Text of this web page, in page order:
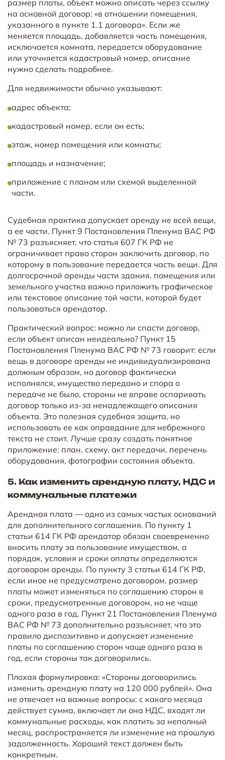
размер платы, объект можно описать через ссылку
на основной договор: «в отношении помещения,
указанного в пункте 1.1 договора». Если же
меняется площадь, добавляется часть помещения,
исключается комната, передается оборудование
или уточняется кадастровый номер, описание
нужно сделать подробнее.
Для недвижимости обычно указывают:
адрес объекта;
кадастровый номер, если он есть;
этаж, номер помещения или комнаты;
площадь и назначение;
приложение с планом или схемой выделенной
части.
Судебная практика допускает аренду не всей вещи,
а ее части. Пункт 9 Постановления Пленума ВАС РФ
№ 73 разъясняет, что статья 607 ГК РФ не
ограничивает право сторон заключить договор, по
которому в пользование передается часть вещи. Для
долгосрочной аренды части здания, помещения или
земельного участка важно приложить графическое
или текстовое описание той части, которой будет
пользоваться арендатор.
Практический вопрос: можно ли спасти договор,
если объект описан неидеально? Пункт 15
Постановления Пленума ВАС РФ № 73 говорит: если
вещь в договоре аренды не индивидуализирована
должным образом, но договор фактически
исполнялся, имущество передано и спора о
передаче не было, стороны не вправе оспаривать
договор только из-за ненадлежащего описания
объекта. Это полезная судебная защита, но
использовать ее как оправдание для небрежного
текста не стоит. Лучше сразу создать понятное
приложение: план, схему, акт передачи, перечень
оборудования, фотографии состояния объекта.
5. Как изменить арендную плату, НДС и
коммунальные платежи
Арендная плата — одно из самых частых оснований
для дополнительного соглашения. По пункту 1
статьи 614 ГК РФ арендатор обязан своевременно
вносить плату за пользование имуществом, а
порядок, условия и сроки оплаты определяются
договором аренды. По пункту 3 статьи 614 ГК РФ,
если иное не предусмотрено договором, размер
платы может изменяться по соглашению сторон в
сроки, предусмотренные договором, но не чаще
одного раза в год. Пункт 21 Постановления Пленума
ВАС РФ № 73 дополнительно разъясняет, что это
правило диспозитивно и допускает изменение
платы по соглашению сторон чаще одного раза в
год, если стороны так договорились.
Плохая формулировка: «Стороны договорились
изменить арендную плату на 120 000 рублей». Она
не отвечает на важные вопросы: с какого месяца
действует сумма, включает ли она НДС, входят ли
коммунальные расходы, как платить за неполный
месяц, распространяется ли изменение на прошлую
задолженность. Хороший текст должен быть
конкретным.